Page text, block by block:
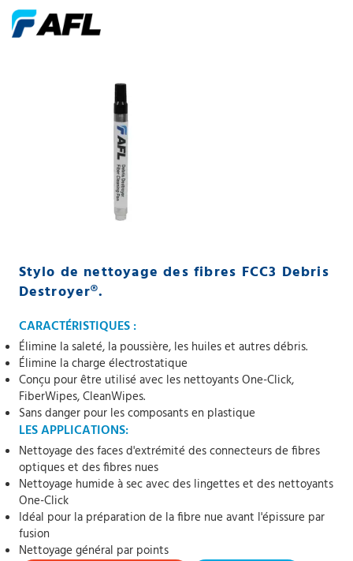
Stylo de nettoyage des fibres FCC3 Debris
Destroyer®.
CARACTÉRISTIQUES :
Élimine la saleté, la poussière, les huiles et autres débris.
Élimine la charge électrostatique
Conçu pour être utilisé avec les nettoyants One-Click,
FiberWipes, CleanWipes.
Sans danger pour les composants en plastique
LES APPLICATIONS:
Nettoyage des faces d'extrémité des connecteurs de fibres
optiques et des fibres nues
Nettoyage humide à sec avec des lingettes et des nettoyants
One-Click
Idéal pour la préparation de la fibre nue avant l'épissure par
fusion
Nettoyage général par points